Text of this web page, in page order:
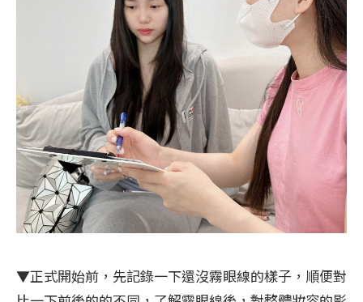
▼正式開始前，先記錄一下還沒霧眼線的樣子，順便對